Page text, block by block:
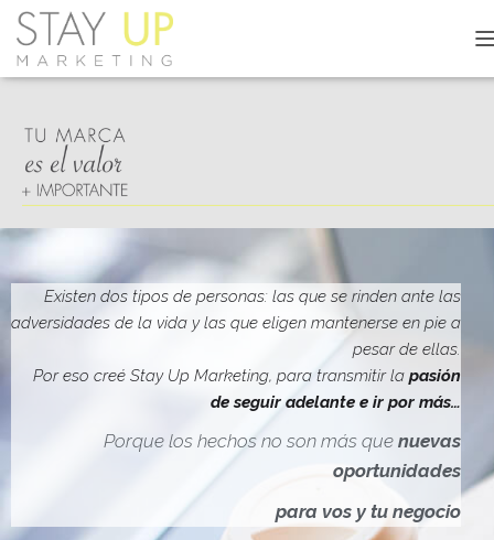
A
M
D
E
N
A
V
G
I
Ó
N
Existen dos tipos de personas: las que se rinden ante las
adversidades de la vida y las que eligen mantenerse en pie a
pesar de ellas.
Por eso creé Stay Up Marketing, para transmitir la pasión
de seguir adelante e ir por más…
Porque los hechos no son más que nuevas
oportunidades
para vos y tu negocio